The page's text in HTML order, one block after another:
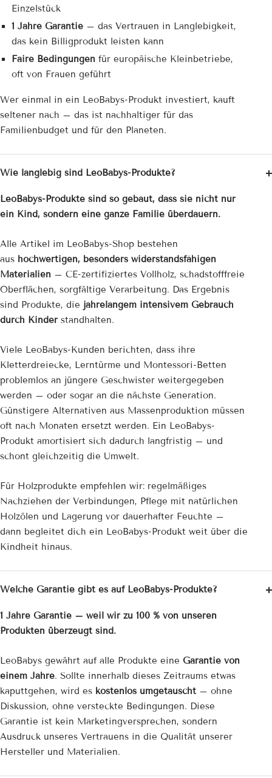
Einzelstück
1 Jahre Garantie– das Vertrauen in Langlebigkeit,
das kein Billigprodukt leisten kann
Faire Bedingungen für europäische Kleinbetriebe,
oft von Frauen geführt
Wer einmal in ein LeoBabys-Produkt investiert, kauft
seltener nach – das ist nachhaltiger für das
Familienbudget und für den Planeten.
Wie langlebig sind LeoBabys-Produkte?
LeoBabys-Produkte sind so gebaut, dass sie nicht nur
ein Kind, sondern eine ganze Familie überdauern.
Alle Artikel im LeoBabys-Shop bestehen
aus hochwertigen, besonders widerstandsfähigen
Materialien – CE-zertifiziertes Vollholz, schadstofffreie
Oberflächen, sorgfältige Verarbeitung. Das Ergebnis
sind Produkte, die jahrelangem intensivem Gebrauch
durch Kinder standhalten.
Viele LeoBabys-Kunden berichten, dass ihre
Kletterdreiecke, Lerntürme und Montessori-Betten
problemlos an jüngere Geschwister weitergegeben
werden – oder sogar an die nächste Generation.
Günstigere Alternativen aus Massenproduktion müssen
oft nach Monaten ersetzt werden. Ein LeoBabys-
Produkt amortisiert sich dadurch langfristig – und
schont gleichzeitig die Umwelt.
Für Holzprodukte empfehlen wir: regelmäßiges
Nachziehen der Verbindungen, Pflege mit natürlichen
Holzölen und Lagerung vor dauerhafter Feuchte –
dann begleitet dich ein LeoBabys-Produkt weit über die
Kindheit hinaus.
Welche Garantie gibt es auf LeoBabys-Produkte?
1 Jahre Garantie – weil wir zu 100 % von unseren
Produkten überzeugt sind.
LeoBabys gewährt auf alle Produkte eine Garantie von
einem Jahre. Sollte innerhalb dieses Zeitraums etwas
kaputtgehen, wird es kostenlos umgetauscht – ohne
Diskussion, ohne versteckte Bedingungen. Diese
Garantie ist kein Marketingversprechen, sondern
Ausdruck unseres Vertrauens in die Qualität unserer
Hersteller und Materialien.